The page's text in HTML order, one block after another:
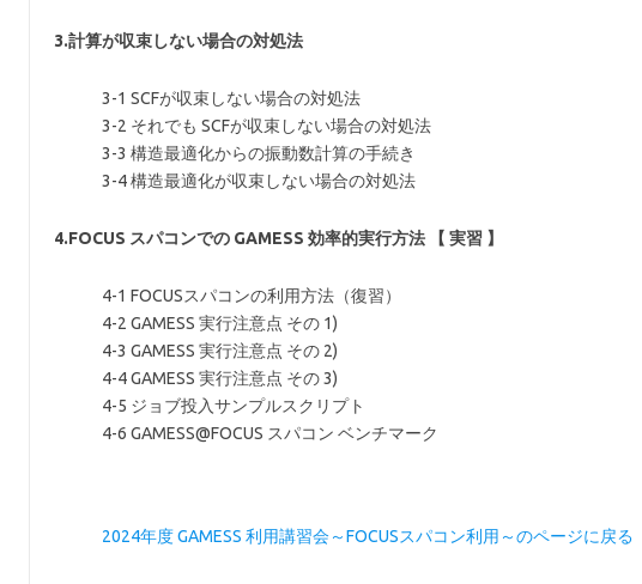
3.計算が収束しない場合の対処法
3-1 SCFが収束しない場合の対処法
3-2 それでも SCFが収束しない場合の対処法
3-3 構造最適化からの振動数計算の手続き
3-4 構造最適化が収束しない場合の対処法
4.FOCUS スパコンでの GAMESS 効率的実行方法 【 実習 】
4-1 FOCUSスパコンの利用方法（復習）
4-2 GAMESS 実行注意点 その 1)
4-3 GAMESS 実行注意点 その 2)
4-4 GAMESS 実行注意点 その 3)
4-5 ジョブ投入サンプルスクリプト
4-6 GAMESS@FOCUS スパコン ベンチマーク
2024年度 GAMESS 利用講習会～FOCUSスパコン利用～のページに戻る